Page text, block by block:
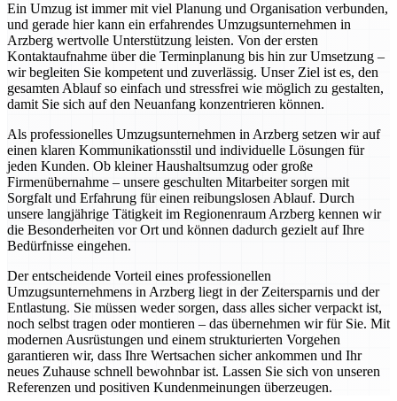
Ein Umzug ist immer mit viel Planung und Organisation verbunden,
und gerade hier kann ein erfahrendes Umzugsunternehmen in
Arzberg wertvolle Unterstützung leisten. Von der ersten
Kontaktaufnahme über die Terminplanung bis hin zur Umsetzung –
wir begleiten Sie kompetent und zuverlässig. Unser Ziel ist es, den
gesamten Ablauf so einfach und stressfrei wie möglich zu gestalten,
damit Sie sich auf den Neuanfang konzentrieren können.
Als professionelles Umzugsunternehmen in Arzberg setzen wir auf
einen klaren Kommunikationsstil und individuelle Lösungen für
jeden Kunden. Ob kleiner Haushaltsumzug oder große
Firmenübernahme – unsere geschulten Mitarbeiter sorgen mit
Sorgfalt und Erfahrung für einen reibungslosen Ablauf. Durch
unsere langjährige Tätigkeit im Regionenraum Arzberg kennen wir
die Besonderheiten vor Ort und können dadurch gezielt auf Ihre
Bedürfnisse eingehen.
Der entscheidende Vorteil eines professionellen
Umzugsunternehmens in Arzberg liegt in der Zeitersparnis und der
Entlastung. Sie müssen weder sorgen, dass alles sicher verpackt ist,
noch selbst tragen oder montieren – das übernehmen wir für Sie. Mit
modernen Ausrüstungen und einem strukturierten Vorgehen
garantieren wir, dass Ihre Wertsachen sicher ankommen und Ihr
neues Zuhause schnell bewohnbar ist. Lassen Sie sich von unseren
Referenzen und positiven Kundenmeinungen überzeugen.